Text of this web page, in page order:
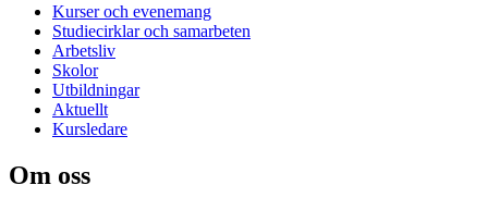
Kurser och evenemang
Studiecirklar och samarbeten
Arbetsliv
Skolor
Utbildningar
Aktuellt
Kursledare
Om oss